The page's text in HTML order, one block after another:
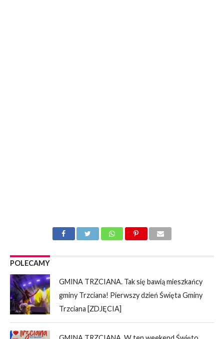
POLECAMY
GMINA TRZCIANA. Tak się bawią mieszkańcy
gminy Trzciana! Pierwszy dzień Święta Gminy
Trzciana [ZDJĘCIA]